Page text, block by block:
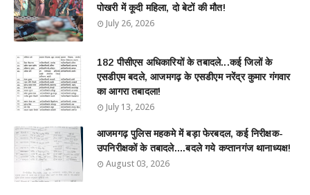
पोखरी में कूदी महिला, दो बेटों की मौत!
July 26, 2026
182 पीसीएस अधिकारियों के तबादले...कई जिलों के
एसडीएम बदले, आजमगढ़ के एसडीएम नरेंद्र कुमार गंगवार
का आगरा तबादला!
July 13, 2026
आजमगढ़ पुलिस महकमे में बड़ा फेरबदल, कई निरीक्षक-
उपनिरीक्षकों के तबादले....बदले गये कप्तानगंज थानाध्यक्ष!
August 03, 2026